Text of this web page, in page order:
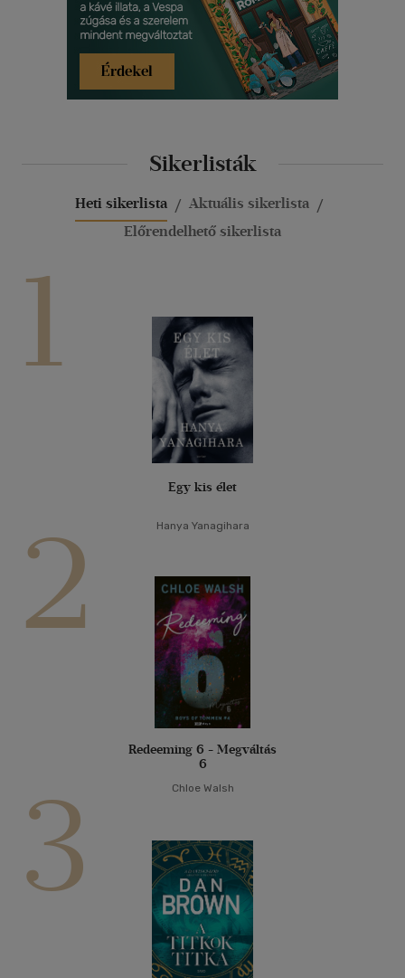
Sikerlisták
Heti sikerlista
Aktuális sikerlista
Előrendelhető sikerlista
1
Egy kis élet
Hanya Yanagihara
2
Redeeming 6 - Megváltás
6
Chloe Walsh
3